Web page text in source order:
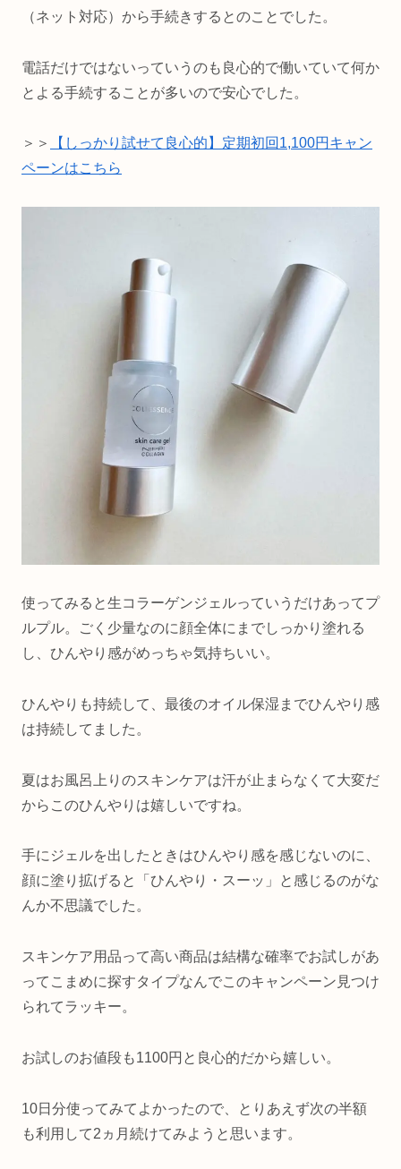
（ネット対応）から手続きするとのことでした。
電話だけではないっていうのも良心的で働いていて何か
とよる手続することが多いので安心でした。
＞＞
【しっかり試せて良心的】定期初回1,100円キャン
ペーンはこちら
使ってみると生コラーゲンジェルっていうだけあってプ
ルプル。ごく少量なのに顔全体にまでしっかり塗れる
し、ひんやり感がめっちゃ気持ちいい。
ひんやりも持続して、最後のオイル保湿までひんやり感
は持続してました。
夏はお風呂上りのスキンケアは汗が止まらなくて大変だ
からこのひんやりは嬉しいですね。
手にジェルを出したときはひんやり感を感じないのに、
顔に塗り拡げると「ひんやり・スーッ」と感じるのがな
んか不思議でした。
スキンケア用品って高い商品は結構な確率でお試しがあ
ってこまめに探すタイプなんでこのキャンペーン見つけ
られてラッキー。
お試しのお値段も1100円と良心的だから嬉しい。
10日分使ってみてよかったので、とりあえず次の半額
も利用して2ヵ月続けてみようと思います。